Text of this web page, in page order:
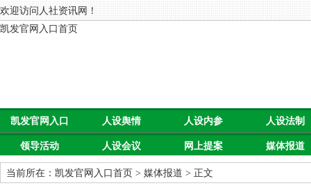
欢迎访问人社资讯网！
凯发官网入口首页
凯发官网入口
首页
人设舆情 人设内参 人设法制
领导活动 人设会议 网上提案 媒体报道
当前所在： 凯发官网入口首页 > 媒体报道 > 正文